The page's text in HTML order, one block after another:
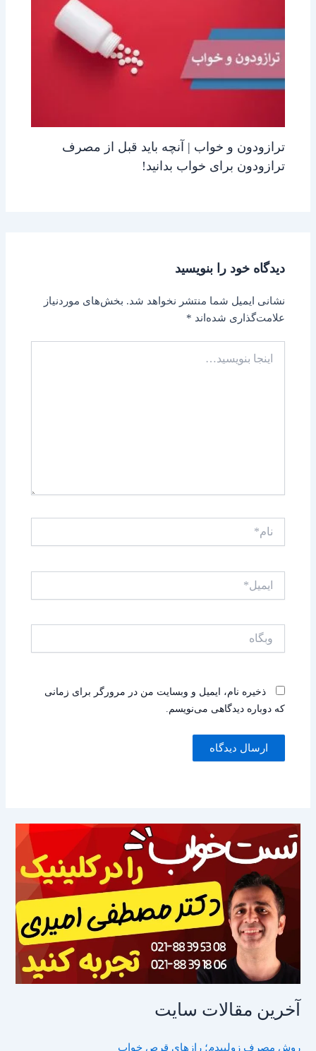
ترازودون و خواب | آنچه باید قبل از مصرف
ترازودون برای خواب بدانید!
دیدگاه‌ خود را بنویسید
نشانی ایمیل شما منتشر نخواهد شد. بخش‌های موردنیاز
علامت‌گذاری شده‌اند *
بنویسید…
ذخیره نام، ایمیل و وبسایت من در مرورگر برای زمانی
که دوباره دیدگاهی می‌نویسم.
آخرین مقالات سایت
روش مصرف زولپیدم؛ رازهای قرص خواب